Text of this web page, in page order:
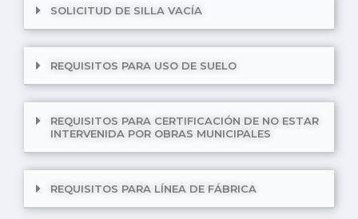
SOLICITUD DE SILLA VACÍA
REQUISITOS PARA USO DE SUELO
REQUISITOS PARA CERTIFICACIÓN DE NO ESTAR
INTERVENIDA POR OBRAS MUNICIPALES
REQUISITOS PARA LÍNEA DE FÁBRICA